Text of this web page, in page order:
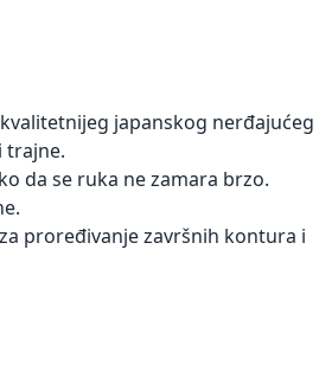
japanskog nerđajućeg
trajne.
da se ruka ne zamara brzo.
proređivanje završnih kontura i